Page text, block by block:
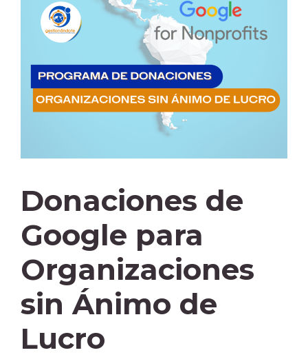
Donaciones de
Google para
Organizaciones
sin Ánimo de
Lucro